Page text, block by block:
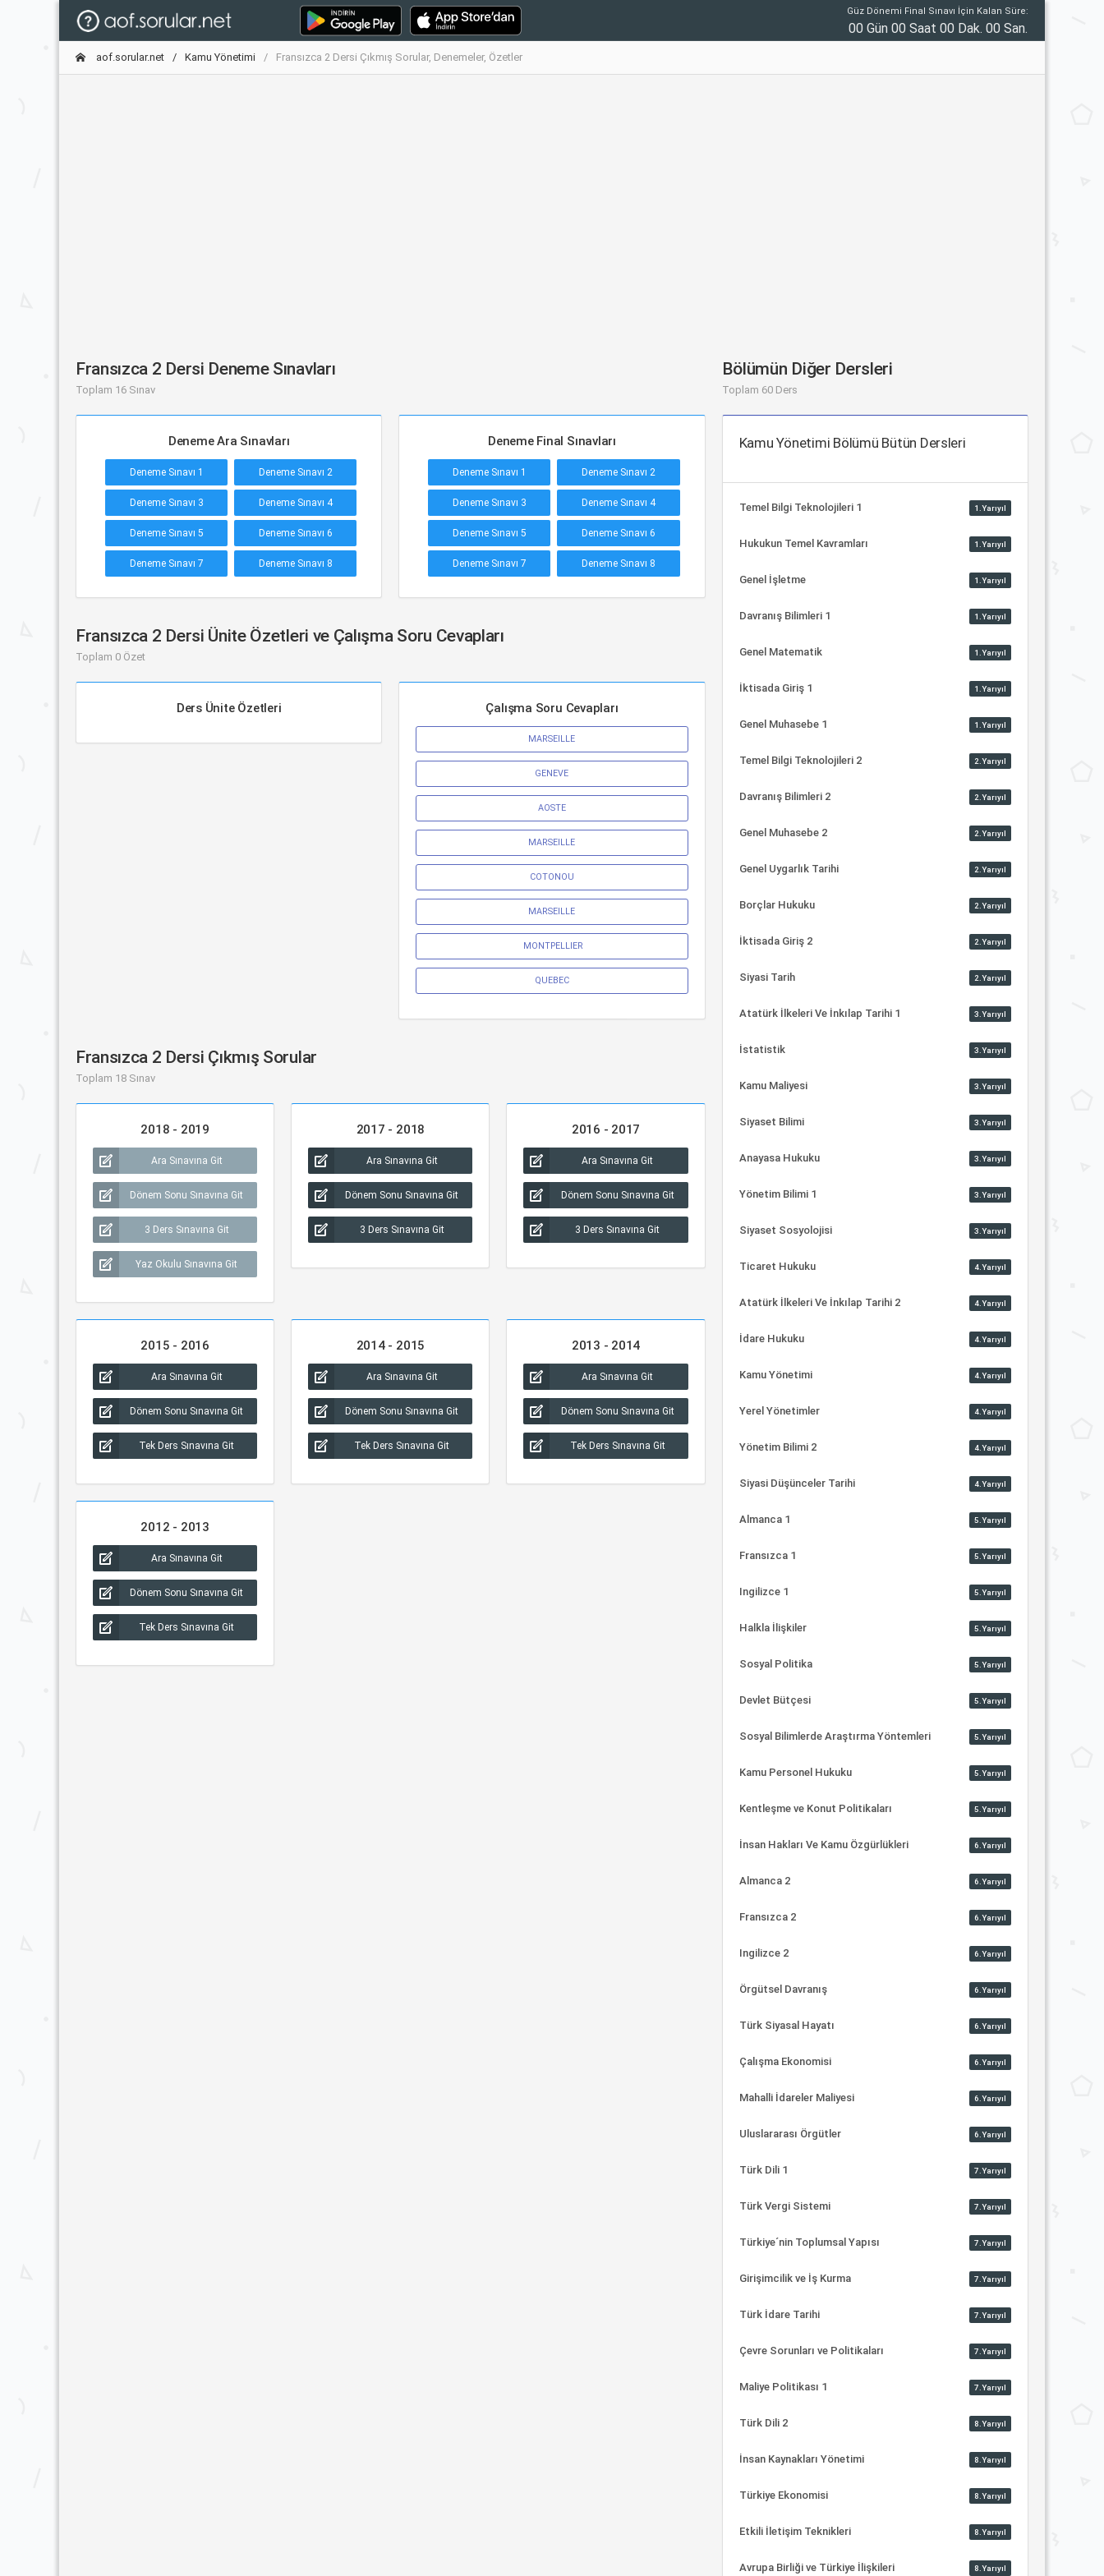
Güz Dönemi Final Sınavı İçin Kalan Süre:
00 Gün 00 Saat 00 Dak. 00 San.
aof.sorular.net Kamu Yönetimi Fransızca 2 Dersi Çıkmış Sorular, Denemeler, Özetler
Fransızca 2 Dersi Deneme Sınavları
Toplam 16 Sınav
Deneme Ara Sınavları
Deneme Sınavı 1 Deneme Sınavı 2
Deneme Sınavı 3 Deneme Sınavı 4
Deneme Sınavı 5 Deneme Sınavı 6
Deneme Sınavı 7 Deneme Sınavı 8
Deneme Final Sınavları
Deneme Sınavı 1 Deneme Sınavı 2
Deneme Sınavı 3 Deneme Sınavı 4
Deneme Sınavı 5 Deneme Sınavı 6
Deneme Sınavı 7 Deneme Sınavı 8
Fransızca 2 Dersi Ünite Özetleri ve Çalışma Soru Cevapları
Toplam 0 Özet
Ders Ünite Özetleri Çalışma Soru Cevapları
MARSEILLE
GENEVE
AOSTE
MARSEILLE
COTONOU
MARSEILLE
MONTPELLIER
QUEBEC
Fransızca 2 Dersi Çıkmış Sorular
Toplam 18 Sınav
2018 - 2019
Ara Sınavına Git
Dönem Sonu Sınavına Git
3 Ders Sınavına Git
Yaz Okulu Sınavına Git
2017 - 2018
Ara Sınavına Git
Dönem Sonu Sınavına Git
3 Ders Sınavına Git
2016 - 2017
Ara Sınavına Git
Dönem Sonu Sınavına Git
3 Ders Sınavına Git
2015 - 2016
Ara Sınavına Git
Dönem Sonu Sınavına Git
Tek Ders Sınavına Git
2014 - 2015
Ara Sınavına Git
Dönem Sonu Sınavına Git
Tek Ders Sınavına Git
2013 - 2014
Ara Sınavına Git
Dönem Sonu Sınavına Git
Tek Ders Sınavına Git
2012 - 2013
Ara Sınavına Git
Dönem Sonu Sınavına Git
Tek Ders Sınavına Git
Bölümün Diğer Dersleri
Toplam 60 Ders
Kamu Yönetimi Bölümü Bütün Dersleri
Temel Bilgi Teknolojileri 1 1.Yarıyıl
Hukukun Temel Kavramları 1.Yarıyıl
Genel İşletme 1.Yarıyıl
Davranış Bilimleri 1 1.Yarıyıl
Genel Matematik 1.Yarıyıl
İktisada Giriş 1 1.Yarıyıl
Genel Muhasebe 1 1.Yarıyıl
Temel Bilgi Teknolojileri 2 2.Yarıyıl
Davranış Bilimleri 2 2.Yarıyıl
Genel Muhasebe 2 2.Yarıyıl
Genel Uygarlık Tarihi 2.Yarıyıl
Borçlar Hukuku 2.Yarıyıl
İktisada Giriş 2 2.Yarıyıl
Siyasi Tarih 2.Yarıyıl
Atatürk İlkeleri Ve İnkılap Tarihi 1 3.Yarıyıl
İstatistik 3.Yarıyıl
Kamu Maliyesi 3.Yarıyıl
Siyaset Bilimi 3.Yarıyıl
Anayasa Hukuku 3.Yarıyıl
Yönetim Bilimi 1 3.Yarıyıl
Siyaset Sosyolojisi 3.Yarıyıl
Ticaret Hukuku 4.Yarıyıl
Atatürk İlkeleri Ve İnkılap Tarihi 2 4.Yarıyıl
İdare Hukuku 4.Yarıyıl
Kamu Yönetimi 4.Yarıyıl
Yerel Yönetimler 4.Yarıyıl
Yönetim Bilimi 2 4.Yarıyıl
Siyasi Düşünceler Tarihi 4.Yarıyıl
Almanca 1 5.Yarıyıl
Fransızca 1 5.Yarıyıl
Ingilizce 1 5.Yarıyıl
Halkla İlişkiler 5.Yarıyıl
Sosyal Politika 5.Yarıyıl
Devlet Bütçesi 5.Yarıyıl
Sosyal Bilimlerde Araştırma Yöntemleri 5.Yarıyıl
Kamu Personel Hukuku 5.Yarıyıl
Kentleşme ve Konut Politikaları 5.Yarıyıl
İnsan Hakları Ve Kamu Özgürlükleri 6.Yarıyıl
Almanca 2 6.Yarıyıl
Fransızca 2 6.Yarıyıl
Ingilizce 2 6.Yarıyıl
Örgütsel Davranış 6.Yarıyıl
Türk Siyasal Hayatı 6.Yarıyıl
Çalışma Ekonomisi 6.Yarıyıl
Mahalli İdareler Maliyesi 6.Yarıyıl
Uluslararası Örgütler 6.Yarıyıl
Türk Dili 1 7.Yarıyıl
Türk Vergi Sistemi 7.Yarıyıl
Türkiye´nin Toplumsal Yapısı 7.Yarıyıl
Girişimcilik ve İş Kurma 7.Yarıyıl
Türk İdare Tarihi 7.Yarıyıl
Çevre Sorunları ve Politikaları 7.Yarıyıl
Maliye Politikası 1 7.Yarıyıl
Türk Dili 2 8.Yarıyıl
İnsan Kaynakları Yönetimi 8.Yarıyıl
Türkiye Ekonomisi 8.Yarıyıl
Etkili İletişim Teknikleri 8.Yarıyıl
Avrupa Birliği ve Türkiye İlişkileri 8.Yarıyıl